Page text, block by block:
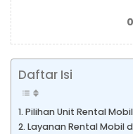
Daftar Isi
Pilihan Unit Rental
Layanan Rental Mobil